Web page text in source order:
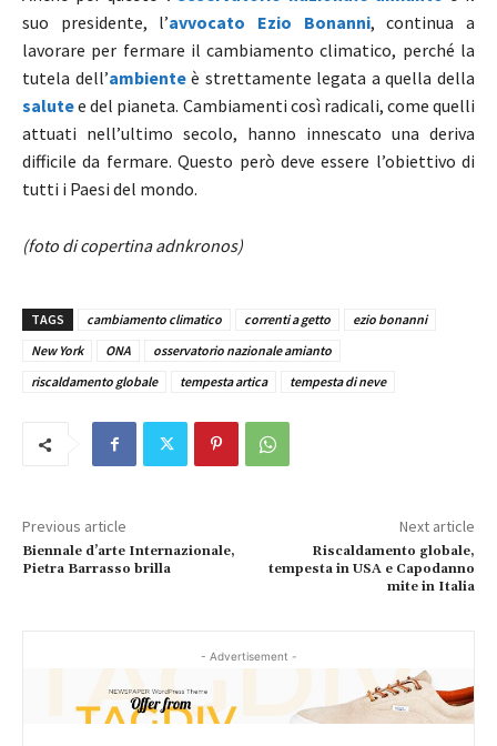
suo presidente, l’avvocato Ezio Bonanni, continua a
lavorare per fermare il cambiamento climatico, perché la
tutela dell’ambiente è strettamente legata a quella della
salutee del pianeta. Cambiamenti così radicali, come quelli
attuati nell’ultimo secolo, hanno innescato una deriva
difficile da fermare. Questo però deve essere l’obiettivo di
tutti i Paesi del mondo.
(foto di copertina adnkronos)
TAGS cambiamento climatico correnti a getto
ezio bonanni
New York
ONA
osservatorio nazionale amianto
riscaldamento globale
tempesta artica tempesta di neve
Previous article
Biennale d’arte Internazionale,
Pietra Barrasso brilla
Next article
Riscaldamento globale,
tempesta in USA e Capodanno
mite in Italia
- Advertisement -